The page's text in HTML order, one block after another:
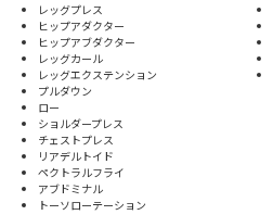
レッグプレス
ヒップアダクター
ヒップアブダクター
レッグカール
レッグエクステンション
プルダウン
ロー
ショルダープレス
チェストプレス
リアデルトイド
ペクトラルフライ
アブドミナル
トーソローテーション